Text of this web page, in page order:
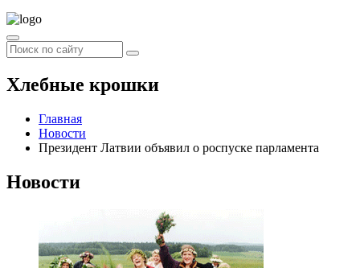
Хлебные крошки
Главная
Новости
Президент Латвии объявил о роспуске парламента
Новости